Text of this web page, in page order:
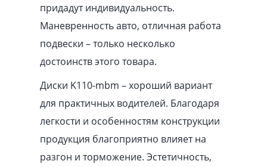
придадут индивидуальность.
Маневренность авто, отличная работа
подвески – только несколько
достоинств этого товара.
Диски K110-mbm – хороший вариант
для практичных водителей. Благодаря
легкости и особенностям конструкции
продукция благоприятно влияет на
разгон и торможение. Эстетичность,